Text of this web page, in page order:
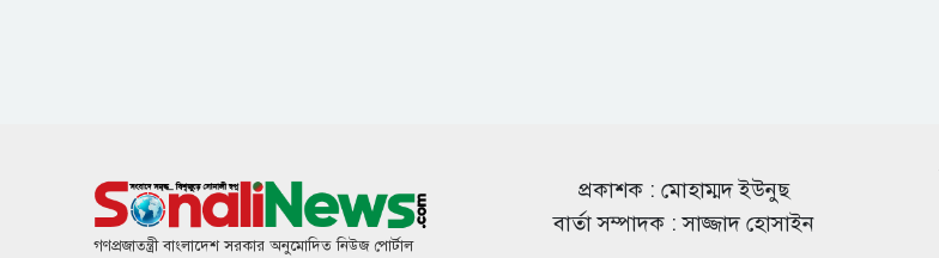
গণপ্রজাতন্ত্রী বাংলাদেশ সরকার অনুমোদিত নিউজ পোর্টাল
প্রকাশক : মোহাম্মদ ইউনুছ
বার্তা সম্পাদক : সাজ্জাদ হোসাইন